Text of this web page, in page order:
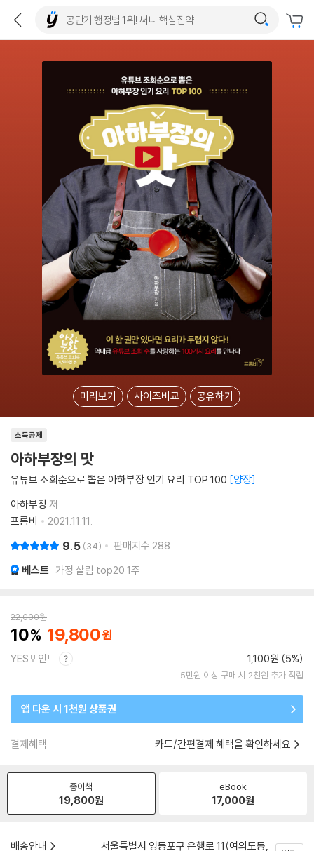
미리보기 사이즈비교 공유하기
소득공제
아하부장의 맛
유튜브 조회순으로 뽑은 아하부장 인기 요리 TOP 100 양장
아하부장저
프롬비
2021.11.11.
9.5 34 판매지수 288
베스트 가정 살림 top20 1주
22,000원
10 19,800
YES포인트 1,100원 (5%)
5만원 이상 구매 시 2천원 추가 적립
앱 다운 시 1천원 상품권
결제혜택 카드/간편결제 혜택을 확인하세요
종이책
19,800원
eBook
17,000원
배송안내
서울특별시 영등포구 은행로 11(여의도동,